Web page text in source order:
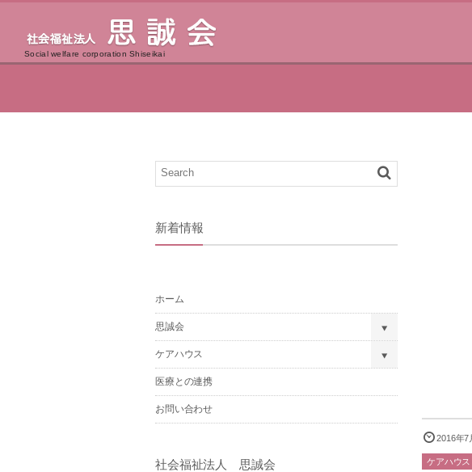
Social welfare corporation Shiseikai
2016年7
ケアハウス
新着情報
ホーム
思誠会
ケアハウス
医療との連携
お問い合わせ
社会福祉法人 思誠会